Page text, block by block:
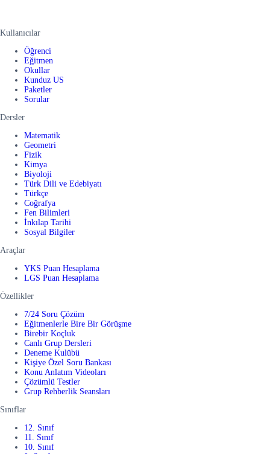
Kullanıcılar
Öğrenci
Eğitmen
Okullar
Kunduz US
Paketler
Sorular
Dersler
Matematik
Geometri
Fizik
Kimya
Biyoloji
Türk Dili ve Edebiyatı
Türkçe
Coğrafya
Fen Bilimleri
İnkılap Tarihi
Sosyal Bilgiler
Araçlar
YKS Puan Hesaplama
LGS Puan Hesaplama
Özellikler
7/24 Soru Çözüm
Eğitmenlerle Bire Bir Görüşme
Birebir Koçluk
Canlı Grup Dersleri
Deneme Kulübü
Kişiye Özel Soru Bankası
Konu Anlatım Videoları
Çözümlü Testler
Grup Rehberlik Seansları
Sınıflar
12. Sınıf
11. Sınıf
10. Sınıf